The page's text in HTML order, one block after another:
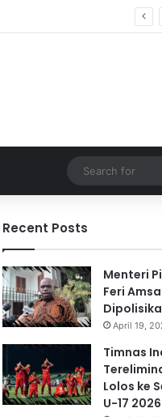
Recent Posts
Menteri
Feri
April 19,
Timnas
Lolos ke
U-17 2026